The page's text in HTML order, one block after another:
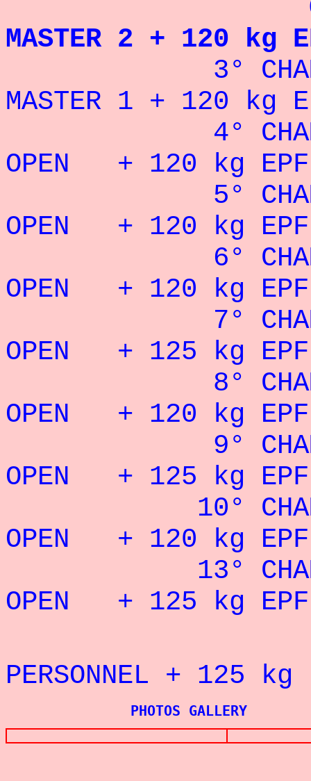
MASTER 2 + 120
3°
MASTER 1 + 120 kg
4°
OPEN + 120 kg
5°
OPEN + 120 kg
6°
OPEN + 120 kg
7°
OPEN + 125 kg
8°
OPEN + 120 kg
9°
OPEN + 125 kg
10°
OPEN + 120 kg
13°
OPEN + 125 kg
PERSONNEL + 125
PHOTOS GALLERY